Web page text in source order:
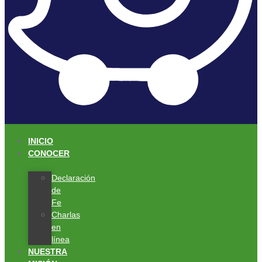
INICIO
CONOCER
Declaración
de
Fe
Charlas
en
línea
NUESTRA